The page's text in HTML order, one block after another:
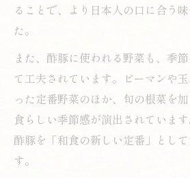
ることで、より日本人の口に合う
た。
また、酢豚に使われる野菜も、季
て工夫されています。ピーマンや
った定番野菜のほか、旬の根菜を
食らしい季節感が演出されています
酢豚を「和食の新しい定番」とし
す。